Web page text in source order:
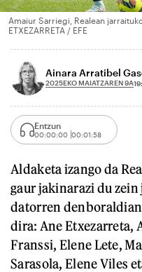
Amaiur Sarriegi, Realean
ETXEZARRETA / EFE
Ainara Arratibel
2025EKO MAIATZAREN 9A
Entzun
00:00:00 00:01:58
Aldaketa izango da
gaur jakinarazi du
datorren
dira: Ane Etxezarreta,
Franssi, Elene Lete,
Sarasola, Elene Viles